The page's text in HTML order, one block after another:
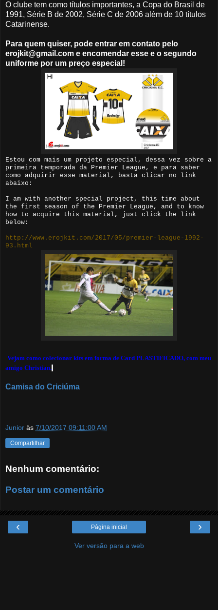
O clube tem como títulos importantes, a Copa do Brasil de
1991, Série B de 2002, Série C de 2006 além de 10 títulos
Catarinense.
Para quem quiser, pode entrar em contato pelo
erojkit@gmail.com e encomendar esse e o segundo
uniforme por um preço especial!
Estou com mais um projeto especial, dessa vez sobre a
primeira temporada da Premier League, e para saber
como adquirir esse material, basta clicar no link
abaixo:
I am with another special project, this time about
the first season of the Premier League, and to know
how to acquire this material, just click the link
below:
http://www.erojkit.com/2017/05/premier-league-1992-
93.html
Vejam como colecionar kits em forma de Card PLASTIFICADO, com meu
amigo Christian.
Camisa do Criciúma
Junior às 7/10/2017 09:11:00 AM
Compartilhar
Nenhum comentário:
Postar um comentário
‹ ›
Página inicial
Ver versão para a web